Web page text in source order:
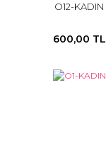
O12-KADIN
600,00 TL